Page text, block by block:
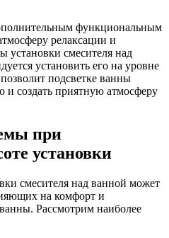
функциональным
релаксации и
установки смесителя над
установить его на уровне
подсветке ванны
и создать приятную атмосферу
при
установки
смесителя над ванной может
на комфорт и
Рассмотрим наиболее